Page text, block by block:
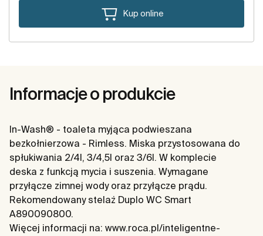
Kup online
Informacje o produkcie
In-Wash® - toaleta myjąca podwieszana
bezkołnierzowa - Rimless. Miska przystosowana do
spłukiwania 2/4l, 3/4,5l oraz 3/6l. W komplecie
deska z funkcją mycia i suszenia. Wymagane
przyłącze zimnej wody oraz przyłącze prądu.
Rekomendowany stelaż Duplo WC Smart
A890090800.
Więcej informacji na: www.roca.pl/inteligentne-